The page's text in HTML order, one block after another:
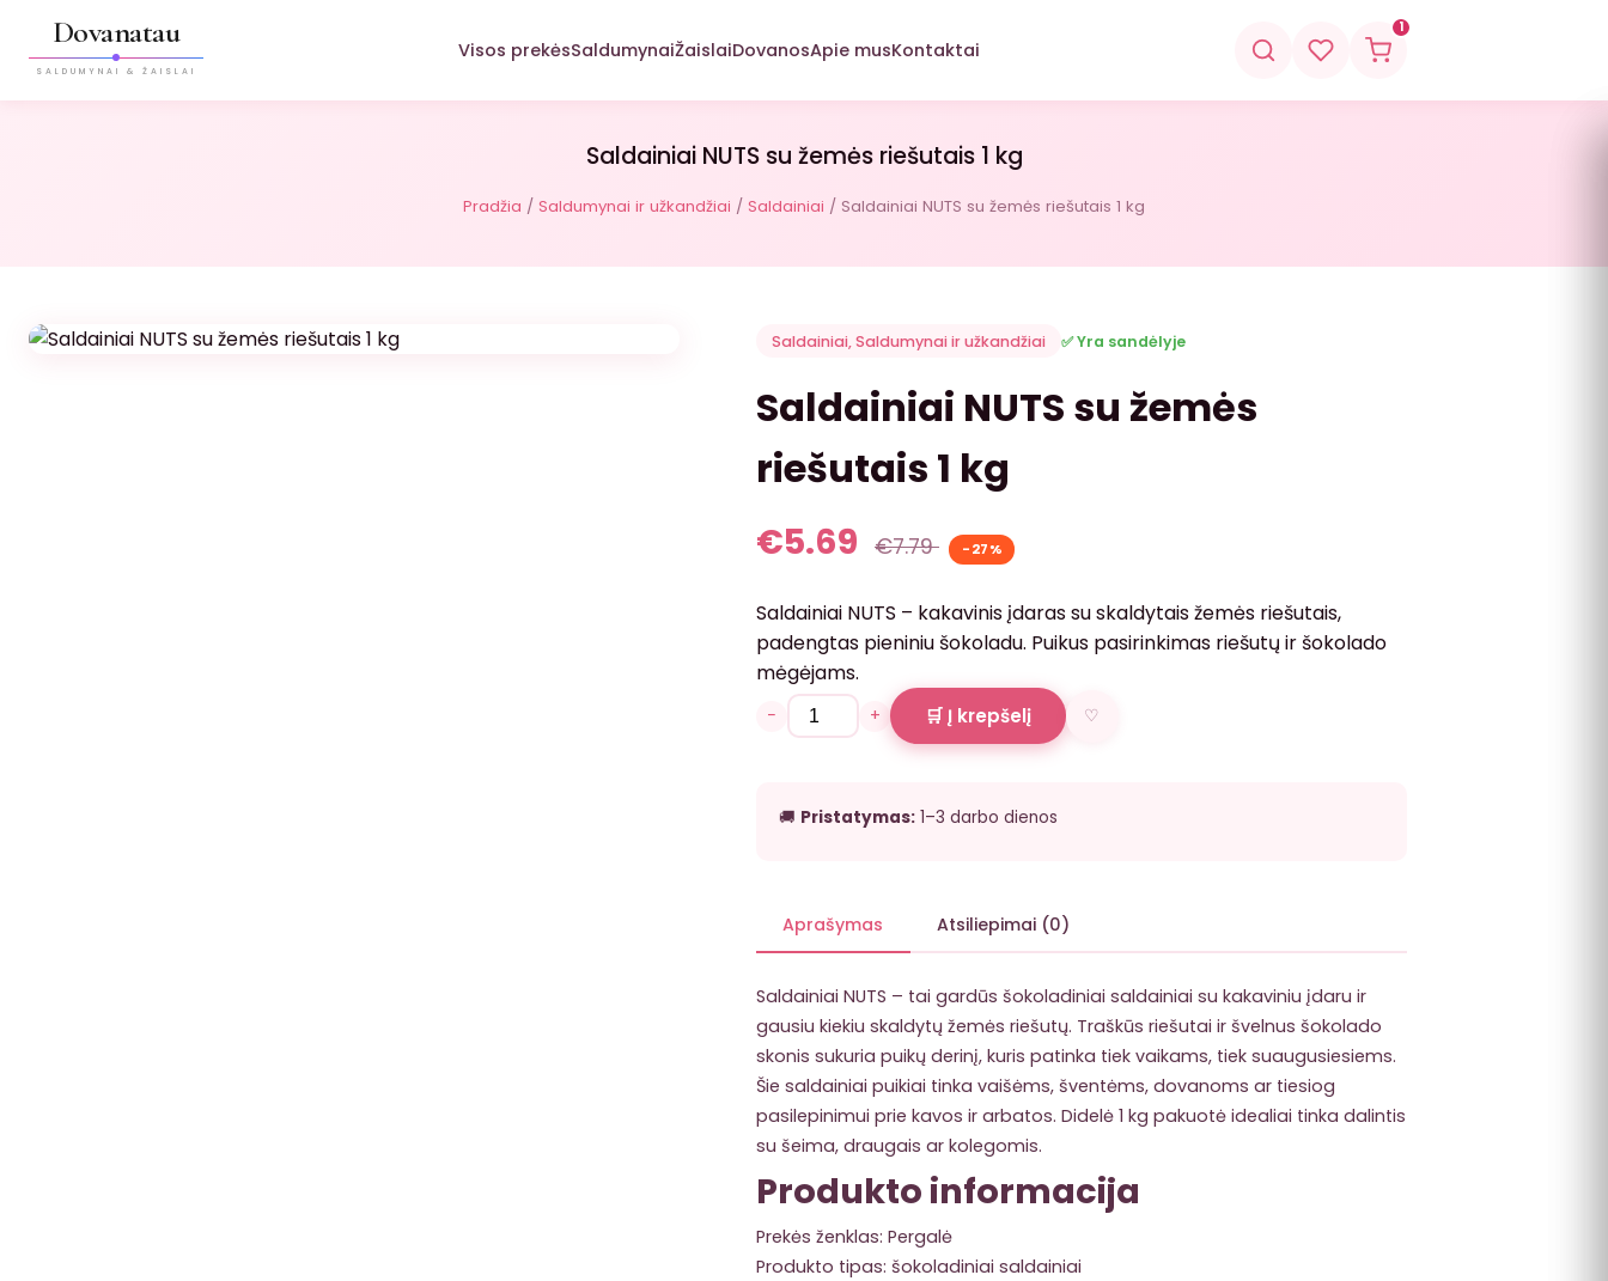
Dovanatau
SALDUMYNAI & ŽAISLAI
Visos prekėsSaldumynaiŽaislaiDovanosApie musKontaktai
1
Saldainiai NUTS su žemės riešutais 1 kg
Pradžia / Saldumynai ir užkandžiai / Saldainiai / Saldainiai NUTS su žemės riešutais 1 kg
Saldainiai,Saldumynai ir užkandžiai ✅ Yra sandėlyje
Saldainiai NUTS su žemės
riešutais 1 kg
€5.69 €7.79 -27%
Saldainiai NUTS – kakavinis įdaras su skaldytais žemės riešutais,
padengtas pieniniu šokoladu. Puikus pasirinkimas riešutų ir šokolado
mėgėjams.
− + 🛒 Į krepšelį ♡
🚚 Pristatymas: 1–3 darbo dienos
Aprašymas Atsiliepimai (0)
Saldainiai NUTS – tai gardūs šokoladiniai saldainiai su kakaviniu įdaru ir
gausiu kiekiu skaldytų žemės riešutų. Traškūs riešutai ir švelnus šokolado
skonis sukuria puikų derinį, kuris patinka tiek vaikams, tiek suaugusiesiems.
Šie saldainiai puikiai tinka vaišėms, šventėms, dovanoms ar tiesiog
pasilepinimui prie kavos ir arbatos. Didelė 1 kg pakuotė idealiai tinka dalintis
su šeima, draugais ar kolegomis.
Produkto informacija
Prekės ženklas: Pergalė
Produkto tipas: šokoladiniai saldainiai